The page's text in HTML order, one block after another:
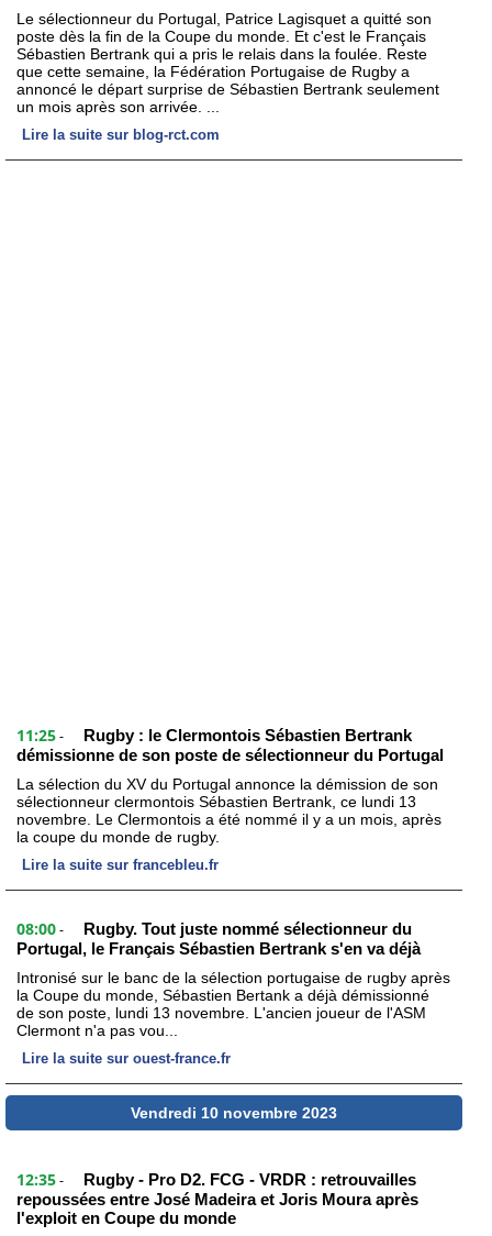
Le sélectionneur du Portugal, Patrice Lagisquet a quitté son
poste dès la fin de la Coupe du monde. Et c'est le Français
Sébastien Bertrank qui a pris le relais dans la foulée. Reste
que cette semaine, la Fédération Portugaise de Rugby a
annoncé le départ surprise de Sébastien Bertrank seulement
un mois après son arrivée. ...
Lire la suite sur blog-rct.com
11:25 -
Rugby : le Clermontois Sébastien Bertrank
démissionne de son poste de sélectionneur du Portugal
La sélection du XV du Portugal annonce la démission de son
sélectionneur clermontois Sébastien Bertrank, ce lundi 13
novembre. Le Clermontois a été nommé il y a un mois, après
la coupe du monde de rugby.
Lire la suite sur francebleu.fr
08:00 -
Rugby. Tout juste nommé sélectionneur du
Portugal, le Français Sébastien Bertrank s'en va déjà
Intronisé sur le banc de la sélection portugaise de rugby après
la Coupe du monde, Sébastien Bertank a déjà démissionné
de son poste, lundi 13 novembre. L'ancien joueur de l'ASM
Clermont n'a pas vou...
Lire la suite sur ouest-france.fr
Vendredi 10 novembre 2023
12:35 -
Rugby - Pro D2. FCG - VRDR : retrouvailles
repoussées entre José Madeira et Joris Moura après
l'exploit en Coupe du monde